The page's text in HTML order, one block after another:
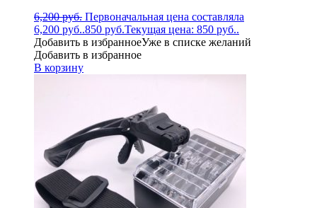
6,200руб. Первоначальная цена составляла
6,200 руб..850 руб.Текущая цена: 850 руб..
Добавить в избранноеУже в списке желаний
Добавить в избранное
В корзину